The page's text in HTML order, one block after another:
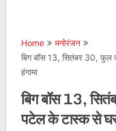
Home
मनोरंजन
बिग बॉस 13, सितंबर 30, फुल
हंगामा
बिग बॉस 13,
पटेल के टास्क से घर